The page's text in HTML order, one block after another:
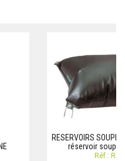
RESERVOIRS
réservoir souple
Réf.: